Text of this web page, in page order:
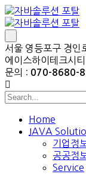
서울 영등포구 경인
에이스하이테크시
문의 : 070-8680-
Home
JAVA
기업정
공공정
Service